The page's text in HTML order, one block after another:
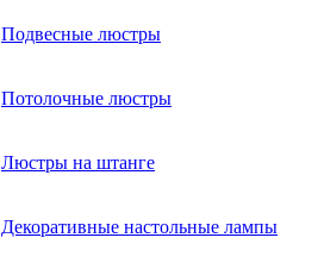
Подвесные люстры
Потолочные люстры
Люстры на штанге
Декоративные настольные лампы